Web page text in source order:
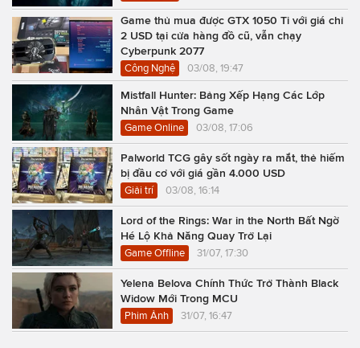
Game thủ mua được GTX 1050 Ti với giá chỉ
2 USD tại cửa hàng đồ cũ, vẫn chạy
Cyberpunk 2077
Công Nghệ 03/08, 19:47
Mistfall Hunter: Bảng Xếp Hạng Các Lớp
Nhân Vật Trong Game
Game Online 03/08, 17:06
Palworld TCG gây sốt ngày ra mắt, thẻ hiếm
bị đầu cơ với giá gần 4.000 USD
Giải trí 03/08, 16:14
Lord of the Rings: War in the North Bất Ngờ
Hé Lộ Khả Năng Quay Trở Lại
Game Offline 31/07, 17:30
Yelena Belova Chính Thức Trở Thành Black
Widow Mới Trong MCU
Phim Ảnh 31/07, 16:47